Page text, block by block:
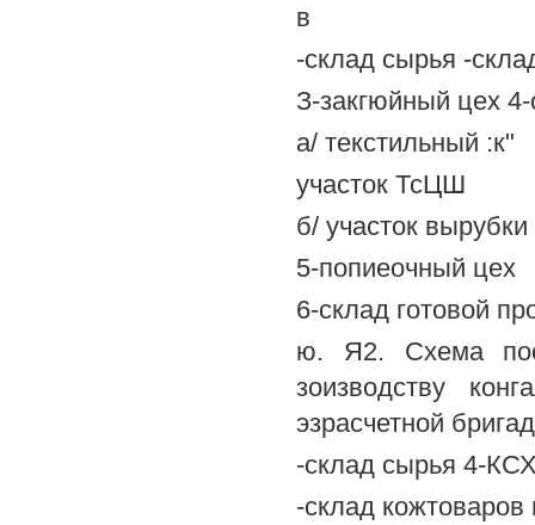
в
-склад сырья -
З-закгюйный цех 4-
а/ текстильный :к"
участок ТсЦШ
б/ участок
5-попиеочный цех
6-склад готовой
ю. Я2. Схема
зоизводству
эзрасчетной
-склад сырья 4-
-склад кожтоваров